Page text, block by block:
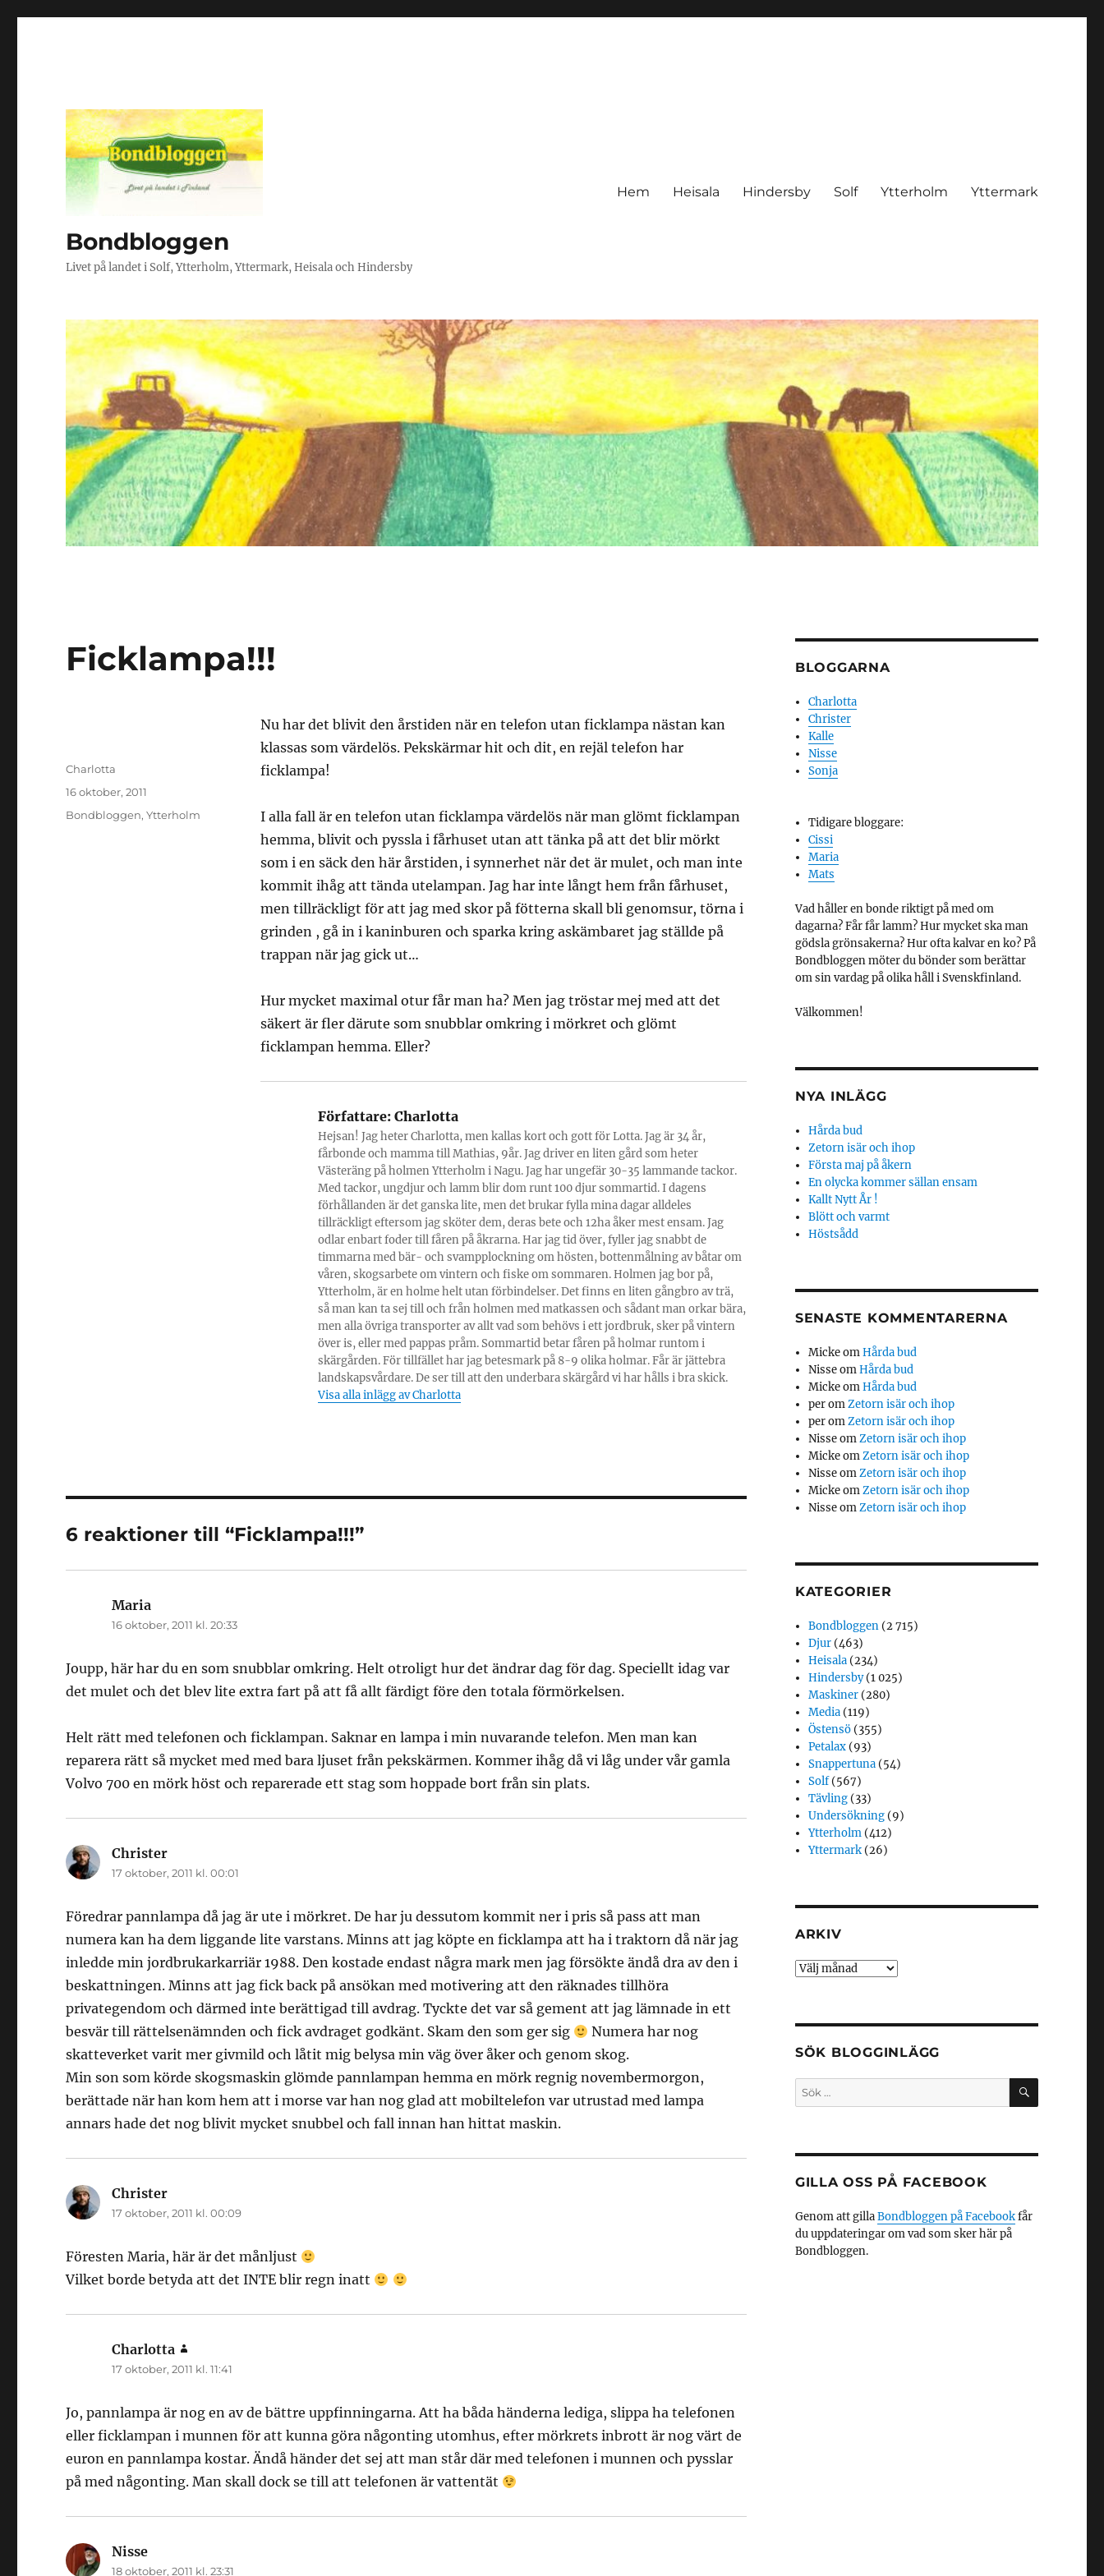
Bondbloggen
Livet på landet i Solf, Ytterholm, Yttermark, Heisala och Hindersby
Hem Heisala Hindersby Solf Ytterholm Yttermark
Ficklampa!!!
Nu har det blivit den årstiden när en telefon utan ficklampa nästan kan
klassas som värdelös. Pekskärmar hit och dit, en rejäl telefon har
ficklampa!
I alla fall är en telefon utan ficklampa värdelös när man glömt ficklampan
hemma, blivit och pyssla i fårhuset utan att tänka på att det blir mörkt
som i en säck den här årstiden, i synnerhet när det är mulet, och man inte
kommit ihåg att tända utelampan. Jag har inte långt hem från fårhuset,
men tillräckligt för att jag med skor på fötterna skall bli genomsur, törna i
grinden , gå in i kaninburen och sparka kring askämbaret jag ställde på
trappan när jag gick ut…
Hur mycket maximal otur får man ha? Men jag tröstar mej med att det
säkert är fler därute som snubblar omkring i mörkret och glömt
ficklampan hemma. Eller?
Författare:Charlotta
Hejsan! Jag heter Charlotta, men kallas kort och gott för Lotta. Jag är 34 år,
fårbonde och mamma till Mathias, 9år. Jag driver en liten gård som heter
Västeräng på holmen Ytterholm i Nagu. Jag har ungefär 30-35 lammande tackor.
Med tackor, ungdjur och lamm blir dom runt 100 djur sommartid. I dagens
förhållanden är det ganska lite, men det brukar fylla mina dagar alldeles
tillräckligt eftersom jag sköter dem, deras bete och 12ha åker mest ensam. Jag
odlar enbart foder till fåren på åkrarna. Har jag tid över, fyller jag snabbt de
timmarna med bär- och svampplockning om hösten, bottenmålning av båtar om
våren, skogsarbete om vintern och fiske om sommaren. Holmen jag bor på,
Ytterholm, är en holme helt utan förbindelser. Det finns en liten gångbro av trä,
så man kan ta sej till och från holmen med matkassen och sådant man orkar bära,
men alla övriga transporter av allt vad som behövs i ett jordbruk, sker på vintern
över is, eller med pappas pråm. Sommartid betar fåren på holmar runtom i
skärgården. För tillfället har jag betesmark på 8-9 olika holmar. Får är jättebra
landskapsvårdare. De ser till att den underbara skärgård vi har hålls i bra skick.
Visa alla inlägg av Charlotta
Författare
Charlotta
Publicerat
16 oktober, 2011
Kategorier
Bondbloggen,Ytterholm
6 reaktioner till “Ficklampa!!!”
Maria
16 oktober, 2011 kl. 20:33
Joupp, här har du en som snubblar omkring. Helt otroligt hur det ändrar dag för dag. Speciellt idag var
det mulet och det blev lite extra fart på att få allt färdigt före den totala förmörkelsen.
Helt rätt med telefonen och ficklampan. Saknar en lampa i min nuvarande telefon. Men man kan
reparera rätt så mycket med med bara ljuset från pekskärmen. Kommer ihåg då vi låg under vår gamla
Volvo 700 en mörk höst och reparerade ett stag som hoppade bort från sin plats.
Christer
17 oktober, 2011 kl. 00:01
Föredrar pannlampa då jag är ute i mörkret. De har ju dessutom kommit ner i pris så pass att man
numera kan ha dem liggande lite varstans. Minns att jag köpte en ficklampa att ha i traktorn då när jag
inledde min jordbrukarkarriär 1988. Den kostade endast några mark men jag försökte ändå dra av den i
beskattningen. Minns att jag fick back på ansökan med motivering att den räknades tillhöra
privategendom och därmed inte berättigad till avdrag. Tyckte det var så gement att jag lämnade in ett
besvär till rättelsenämnden och fick avdraget godkänt. Skam den som ger sig
Numera har nog
skatteverket varit mer givmild och låtit mig belysa min väg över åker och genom skog.
Min son som körde skogsmaskin glömde pannlampan hemma en mörk regnig novembermorgon,
berättade när han kom hem att i morse var han nog glad att mobiltelefon var utrustad med lampa
annars hade det nog blivit mycket snubbel och fall innan han hittat maskin.
Christer
17 oktober, 2011 kl. 00:09
Föresten Maria, här är det månljust
Vilket borde betyda att det INTE blir regn inatt
Charlotta
17 oktober, 2011 kl. 11:41
Jo, pannlampa är nog en av de bättre uppfinningarna. Att ha båda händerna lediga, slippa ha telefonen
eller ficklampan i munnen för att kunna göra någonting utomhus, efter mörkrets inbrott är nog värt de
euron en pannlampa kostar. Ändå händer det sej att man står där med telefonen i munnen och pysslar
på med någonting. Man skall dock se till att telefonen är vattentät
Nisse
18 oktober, 2011 kl. 23:31
BLOGGARNA
Charlotta
Christer
Kalle
Nisse
Sonja
Tidigare bloggare:
Cissi
Maria
Mats
Vad håller en bonde riktigt på med om
dagarna? Får får lamm? Hur mycket ska man
gödsla grönsakerna? Hur ofta kalvar en ko? På
Bondbloggen möter du bönder som berättar
om sin vardag på olika håll i Svenskfinland.
Välkommen!
NYA INLÄGG
Hårda bud
Zetorn isär och ihop
Första maj på åkern
En olycka kommer sällan ensam
Kallt Nytt År !
Blött och varmt
Höstsådd
SENASTE KOMMENTARERNA
MickeomHårda bud
NisseomHårda bud
MickeomHårda bud
peromZetorn isär och ihop
peromZetorn isär och ihop
NisseomZetorn isär och ihop
MickeomZetorn isär och ihop
NisseomZetorn isär och ihop
MickeomZetorn isär och ihop
NisseomZetorn isär och ihop
KATEGORIER
Bondbloggen (2 715)
Djur (463)
Heisala (234)
Hindersby(1 025)
Maskiner (280)
Media (119)
Östensö (355)
Petalax (93)
Snappertuna (54)
Solf(567)
Tävling (33)
Undersökning (9)
Ytterholm (412)
Yttermark (26)
ARKIV
Arkiv
SÖK BLOGGINLÄGG
Sök
efter:
SÖK
GILLA OSS PÅ FACEBOOK
Genom att gillaBondbloggen på Facebookfår
du uppdateringar om vad som sker här på
Bondbloggen.